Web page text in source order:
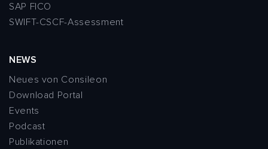
SAP FICO
SWIFT-CSCF-Assessment
NEWS
Neues von Consileon
Download Portal
Events
Podcast
Publikationen